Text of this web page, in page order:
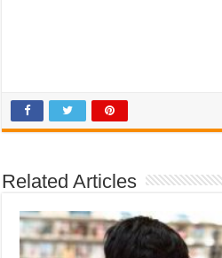
Related Articles